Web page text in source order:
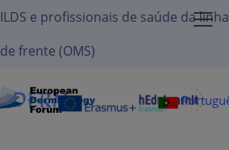
ILDS e profissionais de saúde da linha
de frente (OMS)